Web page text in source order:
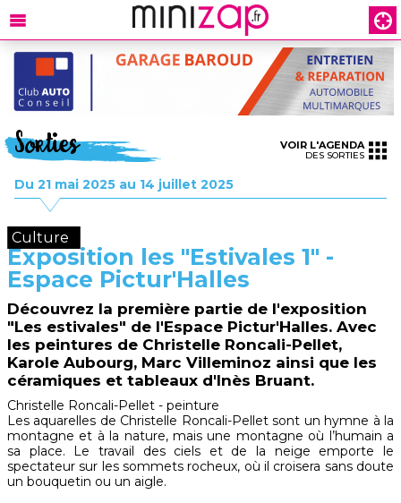
Sorties
Du 21 mai 2025 au 14 juillet 2025
VOIR L'AGENDA
DES SORTIES
Culture
Exposition les "Estivales 1" -
Espace Pictur'Halles
Découvrez la première partie de l'exposition
"Les estivales" de l'Espace Pictur'Halles. Avec
les peintures de Christelle Roncali-Pellet,
Karole Aubourg, Marc Villeminoz ainsi que les
céramiques et tableaux d'Inès Bruant.
Christelle Roncali-Pellet - peinture
Les aquarelles de Christelle Roncali-Pellet sont un hymne à la
montagne et à la nature, mais une montagne où l’humain a
sa place. Le travail des ciels et de la neige emporte le
spectateur sur les sommets rocheux, où il croisera sans doute
un bouquetin ou un aigle.